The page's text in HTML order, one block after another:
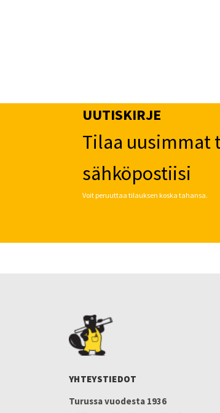
UUTISKIRJE
Tilaa uusimmat
sähköpostiisi
Voit peruuttaa tilauksen koska tahansa.
YHTEYSTIEDOT
Turussa vuodesta 1936